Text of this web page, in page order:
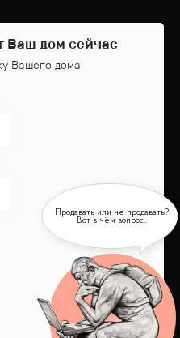
Ваш дом сейчас
Вашего дома